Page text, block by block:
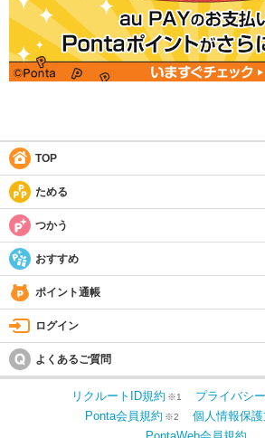
TOP
ためる
つかう
おすすめ
ポイント通帳
ログイン
よくあるご質問
リクルートID規約 ※1 プライバシ
Ponta会員規約 ※2 個人情報保